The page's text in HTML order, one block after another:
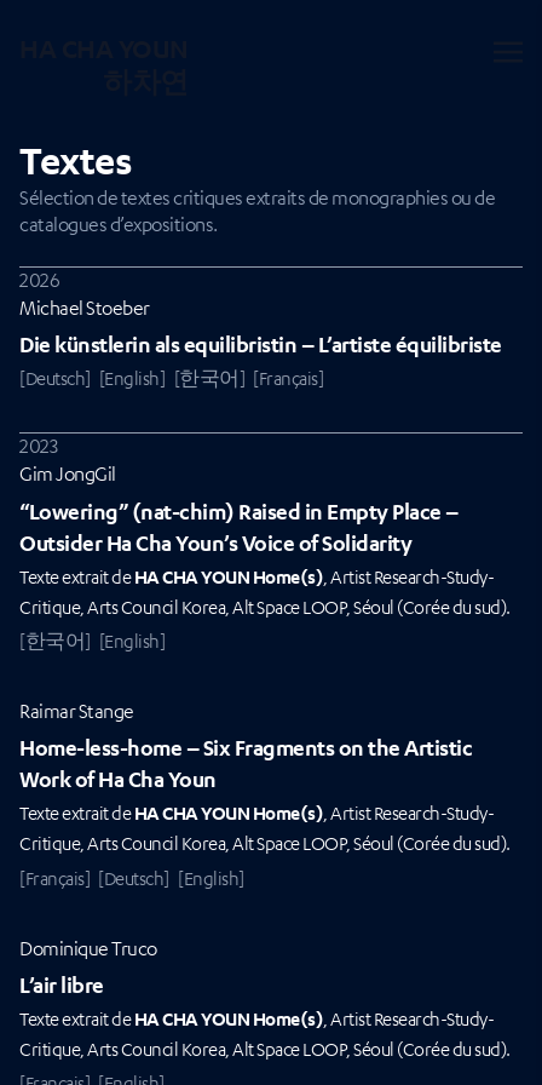
Textes
Sélection de textes critiques extraits de monographies ou de
catalogues d’expositions.
2026
Michael Stoeber
Die künstlerin als equilibristin – L’artiste équilibriste
[Deutsch] [English] [한국어] [Français]
2023
Gim JongGil
“Lowering” (nat-chim) Raised in Empty Place –
Outsider Ha Cha Youn’s Voice of Solidarity
Texte extrait deHA CHA YOUN Home(s) , Artist Research-Study-
Critique, Arts Council Korea, Alt Space LOOP, Séoul (Corée du sud).
[한국어] [English]
Raimar Stange
Home-less-home – Six Fragments on the Artistic
Work of Ha Cha Youn
Texte extrait deHA CHA YOUN Home(s), Artist Research-Study-
Critique, Arts Council Korea, Alt Space LOOP, Séoul (Corée du sud).
[Français] [Deutsch] [English]
Dominique Truco
L’air libre
Texte extrait deHA CHA YOUN Home(s) , Artist Research-Study-
Critique, Arts Council Korea, Alt Space LOOP, Séoul (Corée du sud).